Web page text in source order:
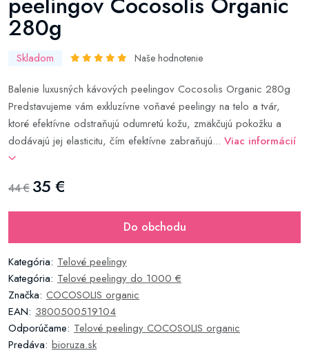
280g
Skladom Naše hodnotenie
Balenie luxusných kávových peelingov Cocosolis Organic 280g
Predstavujeme vám exkluzívne voňavé peelingy na telo a tvár,
ktoré efektívne odstraňujú odumretú kožu, zmäkčujú pokožku a
dodávajú jej elasticitu, čím efektívne zabraňujú... Viac informácií
44 € 35 €
Do obchodu
Kategória: Telové peelingy
Kategória: Telové peelingy do 1000 €
Značka: COCOSOLIS organic
EAN: 3800500519104
Odporúčame: Telové peelingy COCOSOLIS organic
Predáva: bioruza.sk